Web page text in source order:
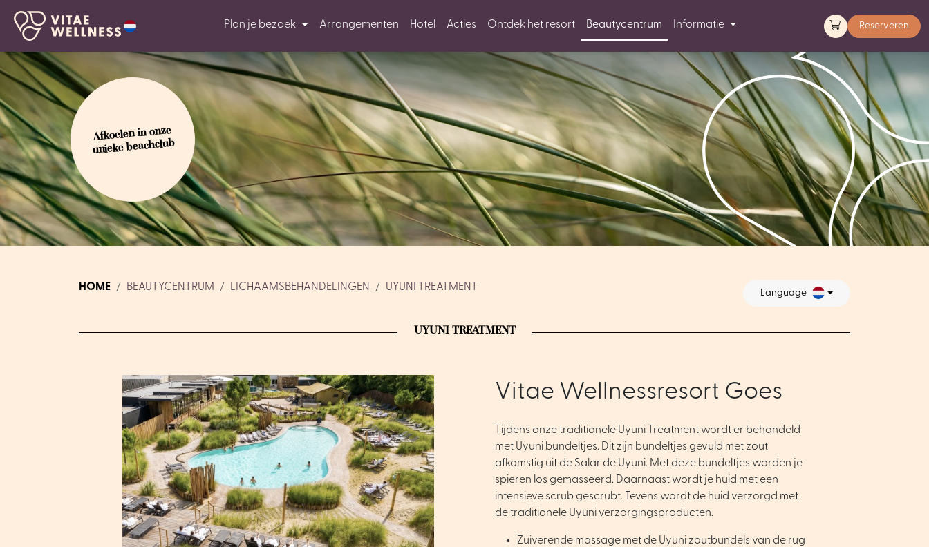
Plan je bezoek Arrangementen Hotel Acties Ontdek het resort Beautycentrum Informatie Reserveren
Afkoelen in onze
unieke beachclub
HOME BEAUTYCENTRUM LICHAAMSBEHANDELINGEN UYUNI TREATMENT Language
UYUNI TREATMENT
Vitae Wellnessresort Goes
Tijdens onze traditionele Uyuni Treatment wordt er behandeld
met Uyuni bundeltjes. Dit zijn bundeltjes gevuld met zout
afkomstig uit de Salar de Uyuni. Met deze bundeltjes worden je
spieren los gemasseerd. Daarnaast wordt je huid met een
intensieve scrub gescrubt. Tevens wordt de huid verzorgd met
de traditionele Uyuni verzorgingsproducten.
Zuiverende massage met de Uyuni zoutbundels van de rug